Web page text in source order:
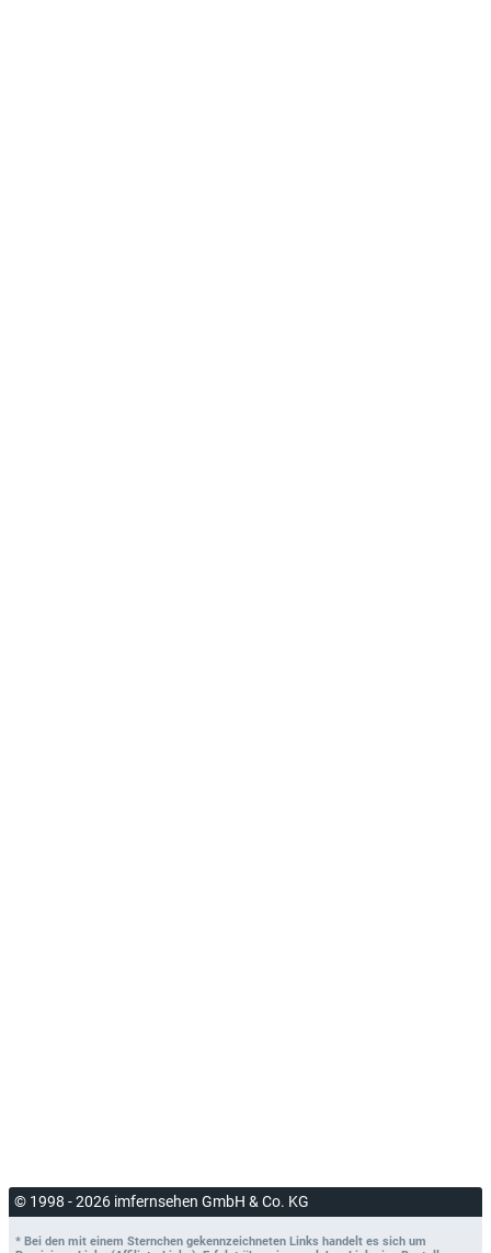
© 1998 - 2026 imfernsehen GmbH & Co. KG
* Bei den mit einem Sternchen gekennzeichneten Links handelt es sich um